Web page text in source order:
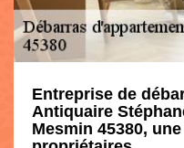
Entreprise de
Antiquaire
Mesmin 45380,